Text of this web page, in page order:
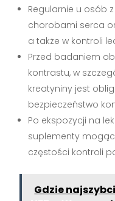
Regularnie u osób
chorobami serca
a także w kontroli
Przed badaniem
kontrastu, w
kreatyniny jest
bezpieczeństwo
Po ekspozycji na
suplementy
częstości kontroli
Gdzie